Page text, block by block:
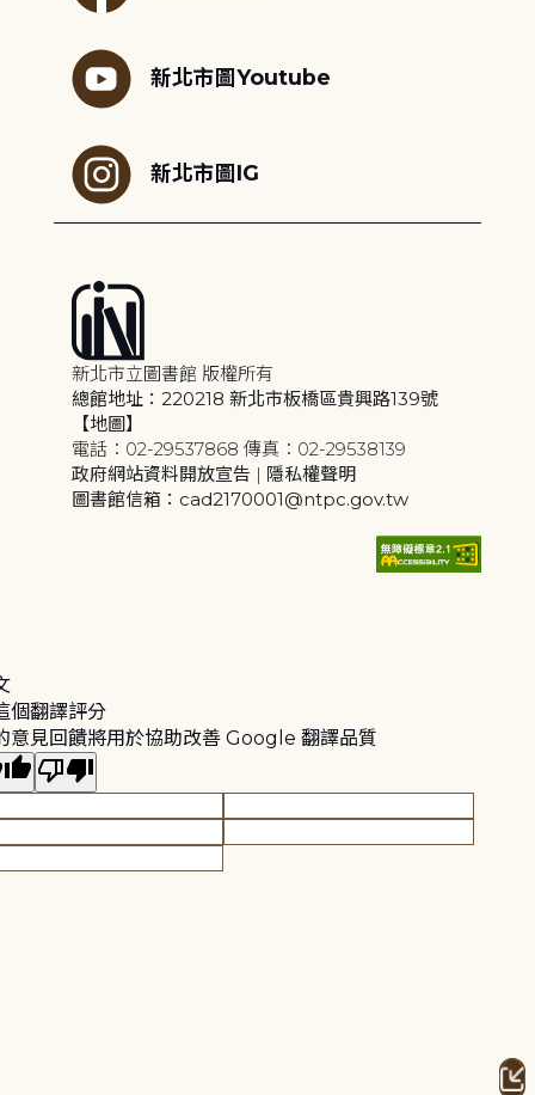
新北市圖Youtube
新北市圖IG
新北市立圖書館 版權所有
總館地址：220218 新北市板橋區貴興路139號
【地圖】
電話：02-29537868 傳真：02-29538139
政府網站資料開放宣告 | 隱私權聲明
圖書館信箱：cad2170001@ntpc.gov.tw
個翻譯評分
意見回饋將用於協助改善 Google 翻譯品質